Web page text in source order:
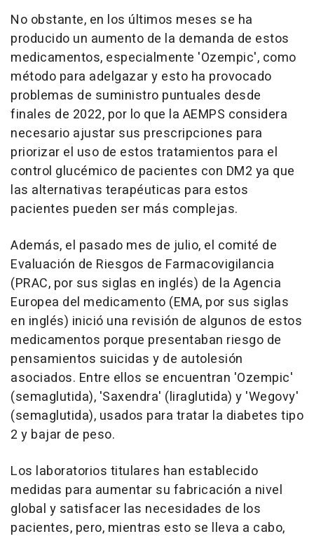
No obstante, en los últimos meses se ha
producido un aumento de la demanda de estos
medicamentos, especialmente 'Ozempic', como
método para adelgazar y esto ha provocado
problemas de suministro puntuales desde
finales de 2022, por lo que la AEMPS considera
necesario ajustar sus prescripciones para
priorizar el uso de estos tratamientos para el
control glucémico de pacientes con DM2 ya que
las alternativas terapéuticas para estos
pacientes pueden ser más complejas.
Además, el pasado mes de julio, el comité de
Evaluación de Riesgos de Farmacovigilancia
(PRAC, por sus siglas en inglés) de la Agencia
Europea del medicamento (EMA, por sus siglas
en inglés) inició una revisión de algunos de estos
medicamentos porque presentaban riesgo de
pensamientos suicidas y de autolesión
asociados. Entre ellos se encuentran 'Ozempic'
(semaglutida), 'Saxendra' (liraglutida) y 'Wegovy'
(semaglutida), usados para tratar la diabetes tipo
2 y bajar de peso.
Los laboratorios titulares han establecido
medidas para aumentar su fabricación a nivel
global y satisfacer las necesidades de los
pacientes, pero, mientras esto se lleva a cabo,